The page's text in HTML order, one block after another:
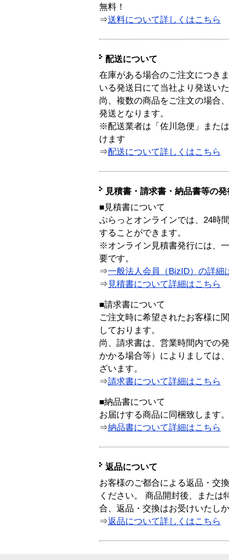
無料！
⇒送料について詳しくはこちら
配送について
在庫がある場合のご注文につき
いる発送日にて当社より発送い
尚、複数の商品をご注文の場合
発送となります。
※配送業者は「佐川急便」また
けます
⇒配送について詳しくはこちら
見積書・請求書・納品書等の
■見積書について
ぷらっとオンラインでは、24時
することができます。
※オンライン見積書発行には、
要です。
⇒一般法人会員（BizID）の詳細
⇒ 見積書について詳細はこちら
■請求書について
ご注文時に希望されたお客様に
しております。
尚、請求書は、営業時間内での
かかる場合等）によりましては
ざいます。
⇒請求書について詳細はこちら
■納品書について
お届けする商品に同梱致します。
⇒納品書について詳細はこちら
返品について
お客様のご都合による返品・交
ください。 商品開封後、または
合、返品・交換はお受けいたし
⇒返品について詳しくはこちら